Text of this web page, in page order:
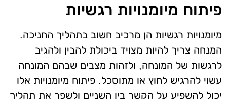
פיתוח מיומנויות רגשיות
מיומנויות רגשיות הן מרכיב חשוב בתהליך החניכה.
המנחה צריך להיות מצויד ביכולת להבין ולהגיב
לרגשות של המונחה, ולזהות מצבים שבהם המונחה
עשוי להרגיש לחוץ או מתוסכל. פיתוח מיומנויות אלו
יכול להשפיע על הקשר בין השניים ולשפר את תהליך